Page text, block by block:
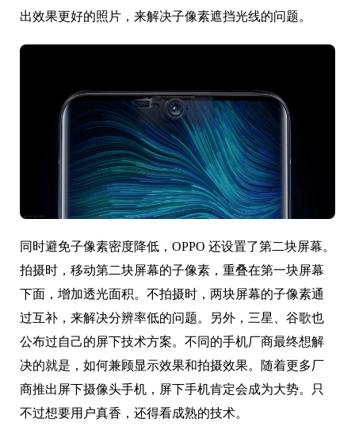
出效果更好的照片，来解决子像素遮挡光线的问题。
同时避免子像素密度降低，OPPO 还设置了第二块屏幕。
拍摄时，移动第二块屏幕的子像素，重叠在第一块屏幕
下面，增加透光面积。不拍摄时，两块屏幕的子像素通
过互补，来解决分辨率低的问题。另外，三星、谷歌也
公布过自己的屏下技术方案。不同的手机厂商最终想解
决的就是，如何兼顾显示效果和拍摄效果。随着更多厂
商推出屏下摄像头手机，屏下手机肯定会成为大势。只
不过想要用户真香，还得看成熟的技术。